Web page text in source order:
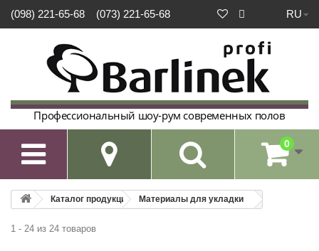
RU
(098) 221-65-68 (073) 221-65-68
Профессиональный шоу-рум современных полов
 0
Каталог продукции Материалы для укладки
1 - 24 из 24 товаров